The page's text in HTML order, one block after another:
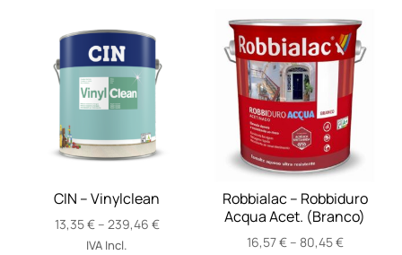
CIN – Vinylclean
13,35€ – 239,46 €Price
IVA Incl.
Robbialac – Robbiduro
Acqua Acet. (Branco)
16,57€ – 80,45€Price